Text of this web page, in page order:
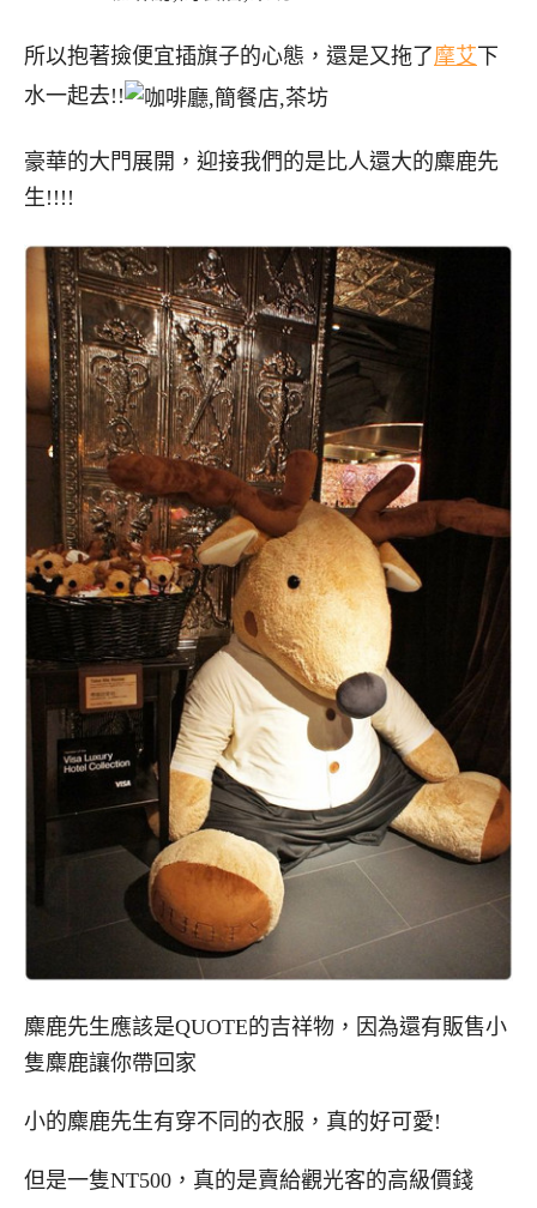
所以抱著撿便宜插旗子的心態，還是又拖了摩艾下
水一起去!!
豪華的大門展開，迎接我們的是比人還大的麋鹿先
生!!!!
麋鹿先生應該是QUOTE的吉祥物，因為還有販售小
隻麋鹿讓你帶回家
小的麋鹿先生有穿不同的衣服，真的好可愛!
但是一隻NT500，真的是賣給觀光客的高級價錢